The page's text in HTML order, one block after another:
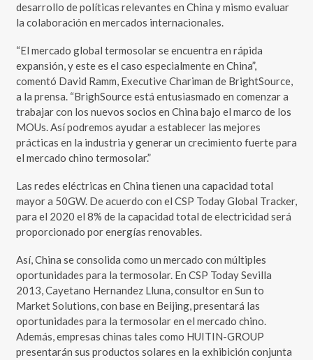
desarrollo de políticas relevantes en China y mismo evaluar
la colaboración en mercados internacionales.
“El mercado global termosolar se encuentra en rápida
expansión, y este es el caso especialmente en China”,
comentó David Ramm, Executive Chariman de BrightSource,
a la prensa. “BrighSource está entusiasmado en comenzar a
trabajar con los nuevos socios en China bajo el marco de los
MOUs. Así podremos ayudar a establecer las mejores
prácticas en la industria y generar un crecimiento fuerte para
el mercado chino termosolar.”
Las redes eléctricas en China tienen una capacidad total
mayor a 50GW. De acuerdo con el CSP Today Global Tracker,
para el 2020 el 8% de la capacidad total de electricidad será
proporcionado por energías renovables.
Así, China se consolida como un mercado con múltiples
oportunidades para la termosolar. En CSP Today Sevilla
2013, Cayetano Hernandez Lluna, consultor en Sun to
Market Solutions, con base en Beijing, presentará las
oportunidades para la termosolar en el mercado chino.
Además, empresas chinas tales como HUITIN-GROUP
presentarán sus productos solares en la exhibición conjunta